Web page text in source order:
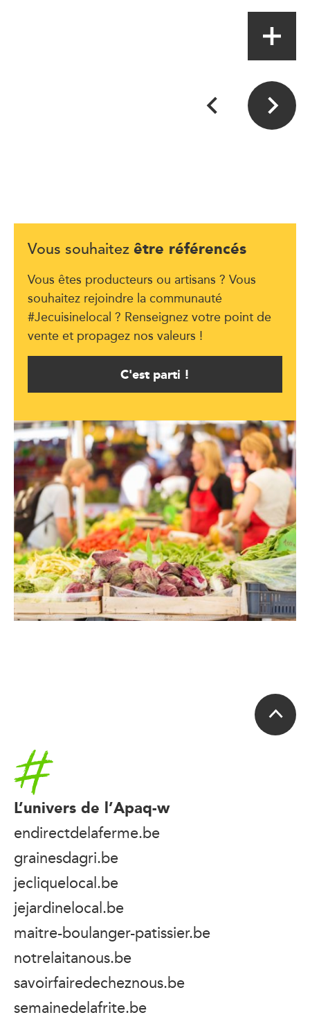
Vous souhaitez être référencés
Vous êtes producteurs ou artisans ? Vous
souhaitez rejoindre la communauté
#Jecuisinelocal ? Renseignez votre point de
vente et propagez nos valeurs !
C'est parti !
Accueil
L’univers de l’Apaq-w
endirectdelaferme.be
grainesdagri.be
jecliquelocal.be
jejardinelocal.be
maitre-boulanger-patissier.be
notrelaitanous.be
savoirfairedecheznous.be
semainedelafrite.be